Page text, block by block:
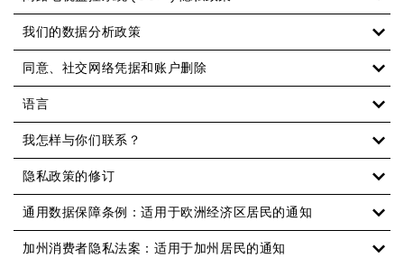
我们的数据分析政策
同意、社交网络凭据和账户删除
语言
我怎样与你们联系？
隐私政策的修订
通用数据保障条例：适用于欧洲经济区居民的通知
加州消费者隐私法案：适用于加州居民的通知